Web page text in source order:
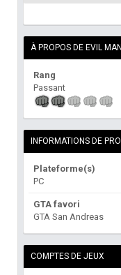
À PROPOS DE EVIL MAN
Rang
Passant
INFORMATIONS DE
Plateforme(s)
PC
GTA favori
GTA San Andreas
COMPTES DE JEUX